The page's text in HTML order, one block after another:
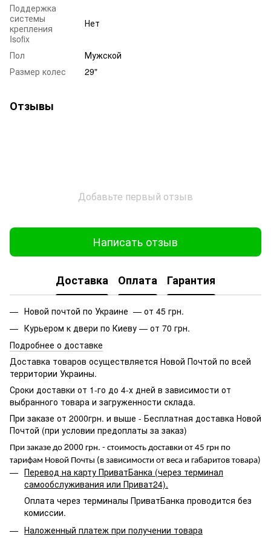
Поддержка
системы
крепления
Isofix
Нет
Пол
Мужской
Размер колес
29"
Отзывы
Добавьте первый отзыв
Написать отзыв
Доставка Оплата Гарантия
Новой почтой по Украине — от 45 грн.
Курьером к двери по Киеву — от 70 грн.
Подробнее о доставке
Доставка товаров осуществляется Новой Почтой по всей
территории Украины.
Сроки доставки от 1-го до 4-х дней в зависимости от
выбранного товара и загруженности склада.
При заказе от 2000грн. и выше - Бесплатная доставка Новой
Почтой (при условии предоплаты за заказ)
При заказе до 2000 грн. - стоимость доставки от 45 грн по
тарифам Новой Почты (в зависимости от веса и габаритов товара)
Перевод на карту ПриватБанка (через терминал
самообслуживания или Приват24).
Оплата через терминалы ПриватБанка проводится без
комиссии.
Наложенный платеж при получении товара